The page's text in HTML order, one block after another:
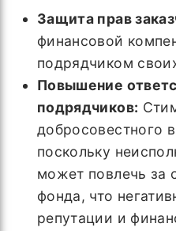
Защита прав
финансовой
подрядчиком
Повышение
подрядчиков:
добросовестного
поскольку
может повлечь за
фонда, что
репутации и